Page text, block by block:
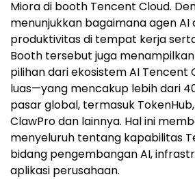
Miora di booth Tencent Cloud.
menunjukkan bagaimana agen
produktivitas di tempat kerja
Booth tersebut juga
pilihan dari ekosistem AI Tencent
luas—yang mencakup lebih dari
pasar global, termasuk
ClawPro dan lainnya. Hal ini
menyeluruh tentang kapabilitas
bidang pengembangan AI,
aplikasi perusahaan.